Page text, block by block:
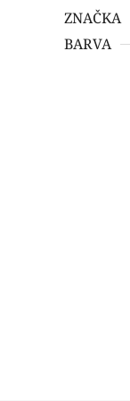
ZNAČKA
BARVA